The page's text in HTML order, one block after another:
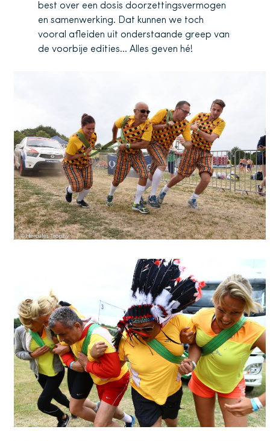
best over een dosis doorzettingsvermogen
en samenwerking. Dat kunnen we toch
vooral afleiden uit onderstaande greep van
de voorbije edities… Alles geven hé!